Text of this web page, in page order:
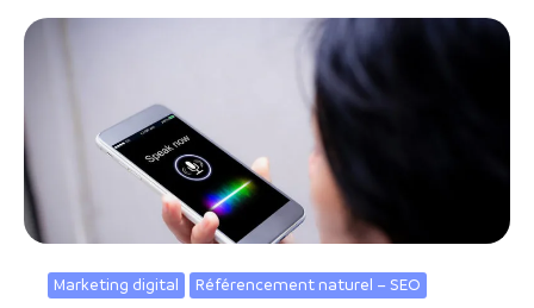
Marketing digital Référencement naturel – SEO